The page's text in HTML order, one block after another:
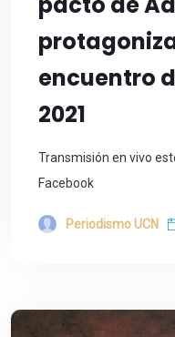
encuentro
2021
Transmisión en vivo
Facebook
Periodismo UCN